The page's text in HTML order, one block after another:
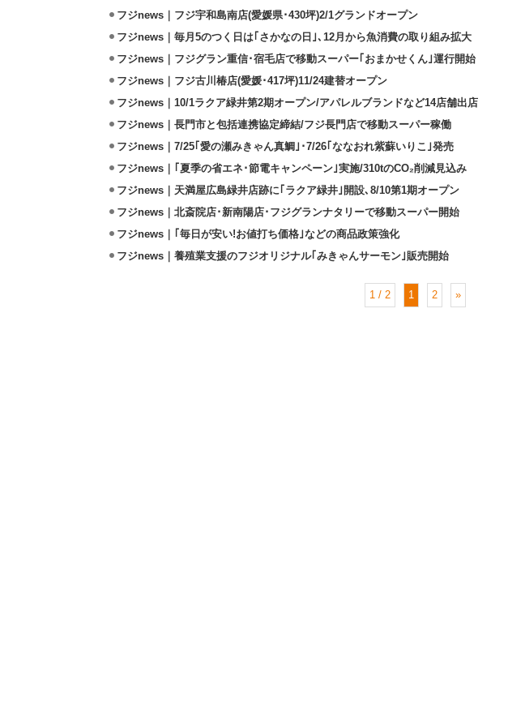
フジnews｜フジ宇和島南店(愛媛県･430坪)2/1グランドオープン
フジnews｜毎月5のつく日は｢さかなの日｣､12月から魚消費の取り組み拡大
フジnews｜フジグラン重信･宿毛店で移動スーパー｢おまかせくん｣運行開始
フジnews｜フジ古川椿店(愛媛･417坪)11/24建替オープン
フジnews｜10/1ラクア緑井第2期オープン/アパレルブランドなど14店舗出店
フジnews｜長門市と包括連携協定締結/フジ長門店で移動スーパー稼働
フジnews｜7/25｢愛の瀬みきゃん真鯛｣･7/26｢ななおれ紫蘇いりこ｣発売
フジnews｜｢夏季の省エネ･節電キャンペーン｣実施/310tのCO₂削減見込み
フジnews｜天満屋広島緑井店跡に｢ラクア緑井｣開設､8/10第1期オープン
フジnews｜北斎院店･新南陽店･フジグランナタリーで移動スーパー開始
フジnews｜｢毎日が安い!お値打ち価格｣などの商品政策強化
フジnews｜養殖業支援のフジオリジナル｢みきゃんサーモン｣販売開始
1 / 2 1 2 »